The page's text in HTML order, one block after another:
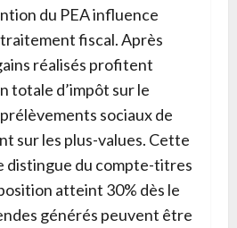
du PEA influence
fiscal. Après
réalisés profitent
totale d’impôt sur le
sociaux de
sur les plus-values. Cette
distingue du compte-titres
atteint 30% dès le
générés peuvent être